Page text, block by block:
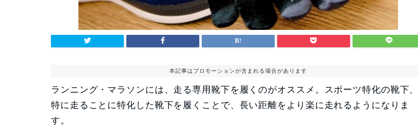
本記事はプロモーションが含まれる場合があります
ランニング・マラソンには、走る専用靴下を履くのがオススメ。スポーツ特化の靴下、
特に走ることに特化した靴下を履くことで、長い距離をより楽に走れるようになりま
す。